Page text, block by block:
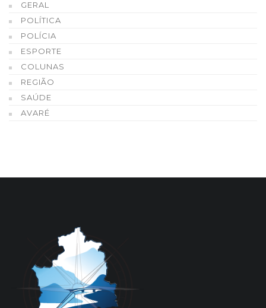
GERAL
POLÍTICA
POLÍCIA
ESPORTE
COLUNAS
REGIÃO
SAÚDE
AVARÉ